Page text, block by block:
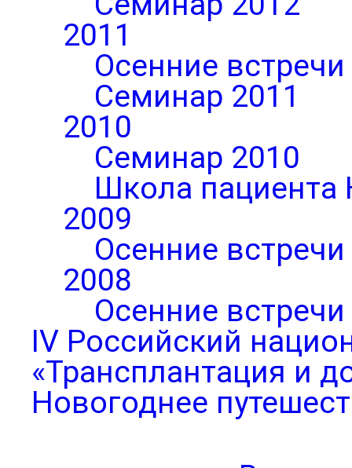
2011
Осенние
Семинар 2011
2010
Семинар 2010
Школа пациента
2009
Осенние
2008
Осенние
IV Российский
«Трансплантация и
Новогоднее